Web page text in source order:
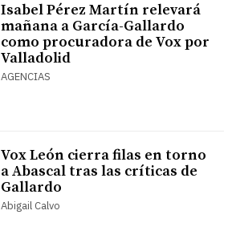
Isabel Pérez Martín relevará
mañana a García-Gallardo
como procuradora de Vox por
Valladolid
AGENCIAS
Vox León cierra filas en torno
a Abascal tras las críticas de
Gallardo
Abigail Calvo